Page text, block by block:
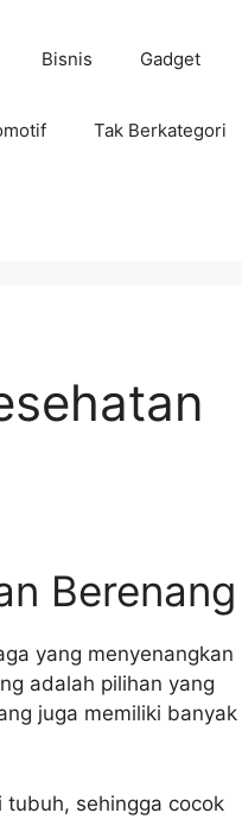
Bisnis Gadget
Tak Berkategori
Berenang
yang menyenangkan
adalah pilihan yang
juga memiliki banyak
sehingga cocok